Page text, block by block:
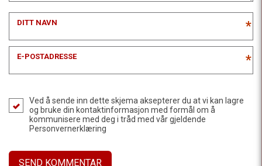
DITT NAVN *
E-POSTADRESSE *
Ved å sende inn dette skjema aksepterer du at vi kan lagre
og bruke din kontaktinformasjon med formål om å
kommunisere med deg i tråd med vår gjeldende
Personvernerklæring